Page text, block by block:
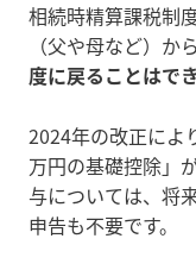
相続時精算課税制
（父や母など）か
度に戻ることはで
2024年の改正によ
万円の基礎控除」
与については、将
申告も不要です。